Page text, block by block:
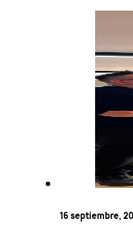
16 septiembre,